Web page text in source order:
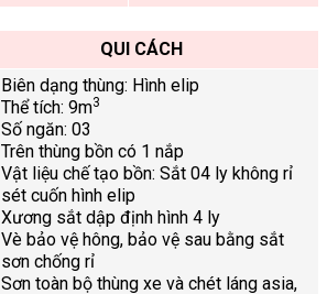
QUI CÁCH
Biên dạng thùng: Hình elip
Thể tích: 9m3
Số ngăn: 03
Trên thùng bồn có 1 nắp
Vật liệu chế tạo bồn: Sắt 04 ly không rỉ
sét cuốn hình elip
Xương sắt dập định hình 4 ly
Vè bảo vệ hông, bảo vệ sau bằng sắt
sơn chống rỉ
Sơn toàn bộ thùng xe và chét láng asia,